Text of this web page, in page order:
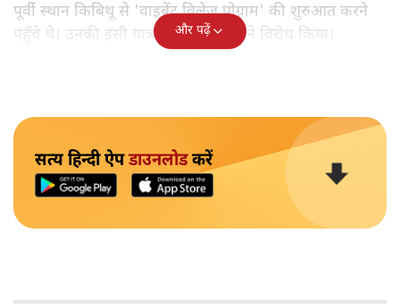
पूर्वी स्थान किबिथू से 'वाइब्रेंट विलेज प्रोग्राम' की शुरुआत करने
पहुँचे थे। उनकी इसी यात्रा को लेकर चीन ने विरोध किया।
और पढ़ें
सत्य हिन्दी ऐपडाउनलोडकरें